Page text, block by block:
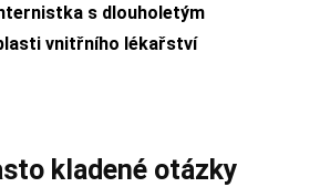
s dlouholetým
vnitřního lékařství
kladené otázky